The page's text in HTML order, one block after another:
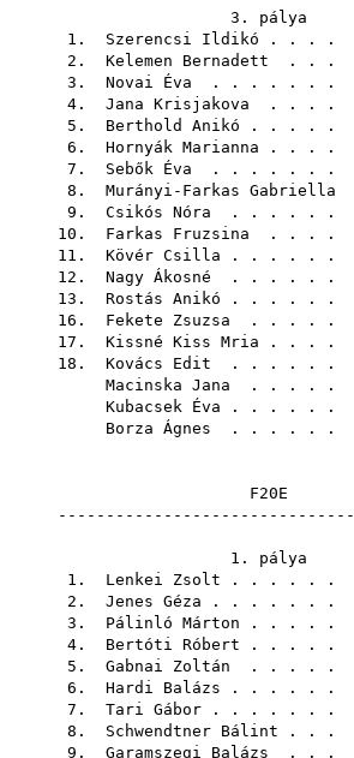
3.
1. Szerencsi Ildikó . . . .
2. Kelemen Bernadett . . .
3. Novai Éva . . . . . . .
4. Jana Krisjakova . . . .
5. Berthold Anikó . . . . .
6. Hornyák Marianna . . . .
7. Sebők Éva . . . . . . .
8. Murányi-Farkas Gabriella
9. Csikós Nóra . . . . . .
10. Farkas Fruzsina . . . .
11. Kövér Csilla . . . . . .
12. Nagy Ákosné . . . . . .
13. Rostás Anikó . . . . . .
16. Fekete Zsuzsa . . . . .
17. Kissné Kiss Mria . . . .
18. Kovács Edit . . . . . .
Macinska Jana . . . . .
Kubacsek Éva . . . . . .
Borza Ágnes . . . . . .
1.
1. Lenkei Zsolt . . . . . .
2. Jenes Géza . . . . . . .
3. Pálinló Márton . . . . .
4. Bertóti Róbert . . . . .
5. Gabnai Zoltán . . . . .
6. Hardi Balázs . . . . . .
7. Tari Gábor . . . . . . .
8. Schwendtner Bálint . . .
9. Garamszegi Balázs . . .